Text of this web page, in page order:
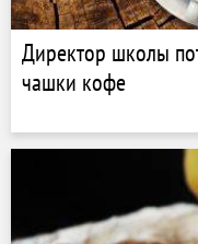
Директор школы
чашки кофе